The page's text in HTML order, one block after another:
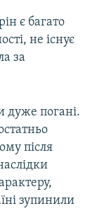
є багато
не існує
за
дуже погані.
після
зупинили